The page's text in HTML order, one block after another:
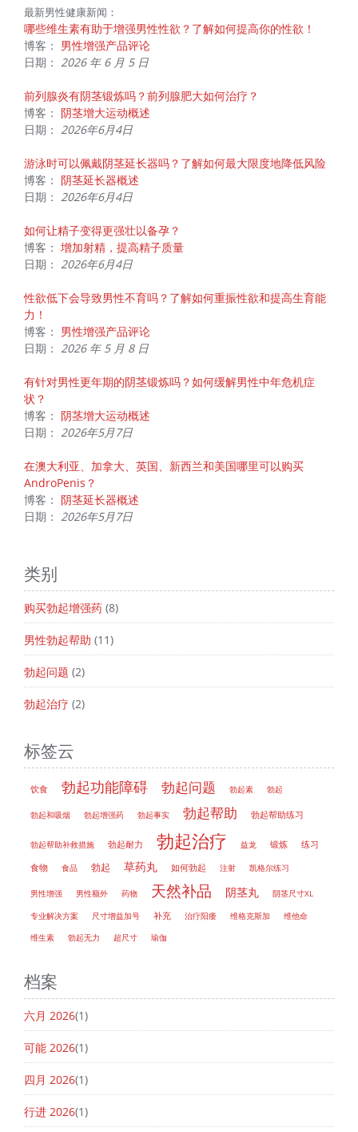
最新男性健康新闻：
哪些维生素有助于增强男性性欲？了解如何提高你的性欲！
博客： 男性增强产品评论
日期： 2026 年 6 月 5 日
前列腺炎有阴茎锻炼吗？前列腺肥大如何治疗？
博客： 阴茎增大运动概述
日期： 2026年6月4日
游泳时可以佩戴阴茎延长器吗？了解如何最大限度地降低风险
博客： 阴茎延长器概述
日期： 2026年6月4日
如何让精子变得更强壮以备孕？
博客： 增加射精，提高精子质量
日期： 2026年6月4日
性欲低下会导致男性不育吗？了解如何重振性欲和提高生育能
力！
博客： 男性增强产品评论
日期： 2026 年 5 月 8 日
有针对男性更年期的阴茎锻炼吗？如何缓解男性中年危机症
状？
博客： 阴茎增大运动概述
日期： 2026年5月7日
在澳大利亚、加拿大、英国、新西兰和美国哪里可以购买
AndroPenis？
博客： 阴茎延长器概述
日期： 2026年5月7日
类别
购买勃起增强药 (8)
男性勃起帮助 (11)
勃起问题 (2)
勃起治疗 (2)
标签云
饮食 勃起功能障碍 勃起问题 勃起素 勃起
勃起和吸烟 勃起增强药 勃起事实 勃起帮助 勃起帮助练习
勃起帮助补救措施 勃起耐力 勃起治疗 益龙 锻炼 练习
食物 食品 勃起 草药丸 如何勃起 注射 凯格尔练习
男性增强 男性额外 药物 天然补品 阴茎丸
阴茎尺寸XL
专业解决方案
尺寸增益加号 补充 治疗阳痿 维格克斯加
维他命
维生素
勃起无力 超尺寸 瑜伽
档案
六月 2026(1)
可能 2026(1)
四月 2026(1)
行进 2026(1)